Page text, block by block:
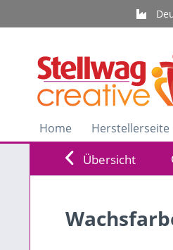
Home Herstellerseite
Übersicht